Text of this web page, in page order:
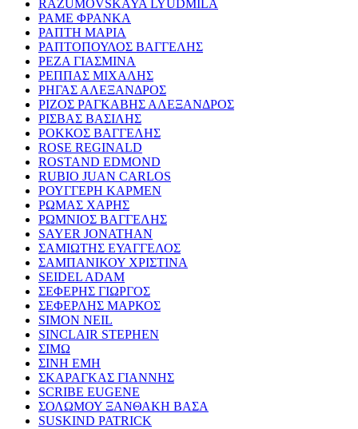
RAZUMOVSKAYA LYUDMILA
ΡΑΜΕ ΦΡΑΝΚΑ
ΡΑΠΤΗ ΜΑΡΙΑ
ΡΑΠΤΟΠΟΥΛΟΣ ΒΑΓΓΕΛΗΣ
ΡΕΖΑ ΓΙΑΣΜΙΝΑ
ΡΕΠΠΑΣ ΜΙΧΑΛΗΣ
ΡΗΓΑΣ ΑΛΕΞΑΝΔΡΟΣ
ΡΙΖΟΣ ΡΑΓΚΑΒΗΣ ΑΛΕΞΑΝΔΡΟΣ
ΡΙΣΒΑΣ ΒΑΣΙΛΗΣ
ΡΟΚΚΟΣ ΒΑΓΓΕΛΗΣ
ROSE REGINALD
ROSTAND EDMOND
RUBIO JUAN CARLOS
ΡΟΥΓΓΕΡΗ ΚΑΡΜΕΝ
ΡΩΜΑΣ ΧΑΡΗΣ
ΡΩΜΝΙΟΣ ΒΑΓΓΕΛΗΣ
SAYER JONATHAN
ΣΑΜΙΩΤΗΣ ΕΥΑΓΓΕΛΟΣ
ΣΑΜΠΑΝΙΚΟΥ ΧΡΙΣΤΙΝΑ
SEIDEL ADAM
ΣΕΦΕΡΗΣ ΓΙΩΡΓΟΣ
ΣΕΦΕΡΛΗΣ ΜΑΡΚΟΣ
SIMON NEIL
SINCLAIR STEPHEN
ΣΙΜΩ
ΣΙΝΗ ΕΜΗ
ΣΚΑΡΑΓΚΑΣ ΓΙΑΝΝΗΣ
SCRIBE EUGENE
ΣΟΛΩΜΟΥ ΞΑΝΘΑΚΗ ΒΑΣΑ
SUSKIND PATRICK